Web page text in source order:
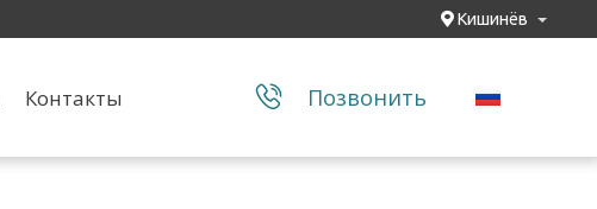
Кишинёв
Контакты Позвонить